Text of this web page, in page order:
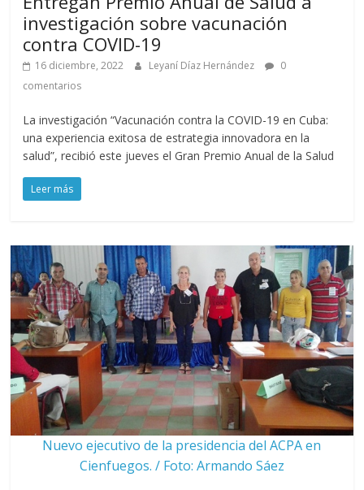
investigación sobre vacunación
contra COVID-19
16 diciembre, 2022 Leyaní Díaz Hernández
0
comentarios
La investigación “Vacunación contra la COVID-19 en Cuba:
una experiencia exitosa de estrategia innovadora en la
salud”, recibió este jueves el Gran Premio Anual de la Salud
Leer más
Nuevo ejecutivo de la presidencia del ACPA en
Cienfuegos. / Foto: Armando Sáez